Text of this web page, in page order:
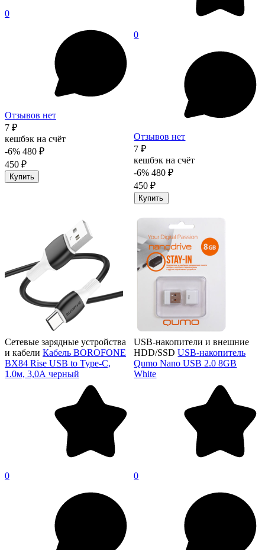
0
Отзывов нет
7 ₽
кешбэк на счёт
-6% 480 ₽
450 ₽
Купить
0
Отзывов нет
7 ₽
кешбэк на счёт
-6% 480 ₽
450 ₽
Купить
Сетевые зарядные устройства
и кабели Кабель BOROFONE
BX84 Rise USB to Type-C,
1.0м, 3,0А черный
0
USB-накопители и внешние
HDD/SSD USB-накопитель
Qumo Nano USB 2.0 8GB
White
0